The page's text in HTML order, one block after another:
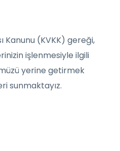
Kanunu (KVKK) gereği,
işlenmesiyle ilgili
yerine getirmek
sunmaktayız.